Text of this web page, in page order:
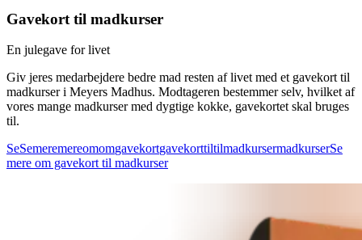
Gavekort til madkurser
En julegave for livet
Giv jeres medarbejdere bedre mad resten af livet med et gavekort til
madkurser i Meyers Madhus. Modtageren bestemmer selv, hvilket af
vores mange madkurser med dygtige kokke, gavekortet skal bruges
til.
SeSemeremereomomgavekortgavekorttiltilmadkursermadkurserSe
mere om gavekort til madkurser